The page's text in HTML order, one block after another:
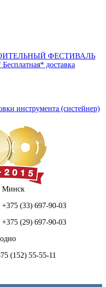
ФЕСТИВАЛЬ
Бесплатная* доставка
инструмента (систейнер)
Минск
+375 (33) 697-90-03
+375 (29) 697-90-03
(152) 55-55-11